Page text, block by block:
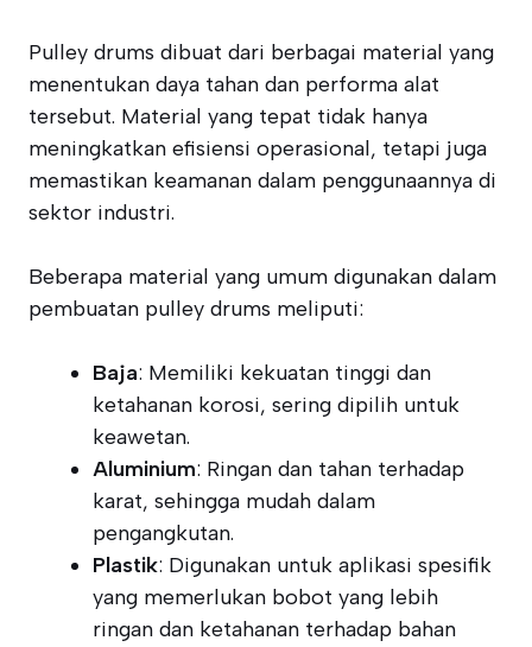
Pulley drums dibuat dari berbagai material yang
menentukan daya tahan dan performa alat
tersebut. Material yang tepat tidak hanya
meningkatkan efisiensi operasional, tetapi juga
memastikan keamanan dalam penggunaannya di
sektor industri.
Beberapa material yang umum digunakan dalam
pembuatan pulley drums meliputi:
Baja: Memiliki kekuatan tinggi dan
ketahanan korosi, sering dipilih untuk
keawetan.
Aluminium: Ringan dan tahan terhadap
karat, sehingga mudah dalam
pengangkutan.
Plastik: Digunakan untuk aplikasi spesifik
yang memerlukan bobot yang lebih
ringan dan ketahanan terhadap bahan